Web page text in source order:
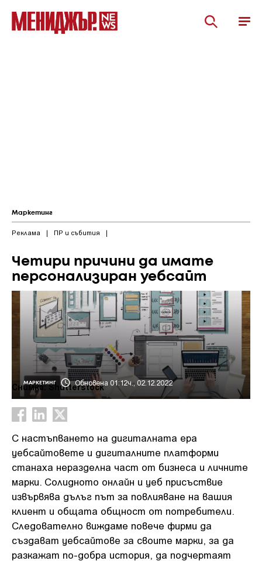
Маркетинг
Реклама | ПР и събития |
Четири причини да имате
персонализиран уебсайт
МАРКЕТИНГ Обновена 01:12ч., 02.12.2022
Снимка: Shutterstock
С настъпването на дигиталната ера
уебсайтовете и дигиталните платформи
станаха неразделна част от бизнеса и личните
марки. Солидното онлайн и уеб присъствие
извървява дълъг път за повлияване на вашия
клиент и общата общност от потребители.
Следователно виждаме повече фирми да
създават уебсайтове за своите марки, за да
разкажат по-добра история, да подчертаят